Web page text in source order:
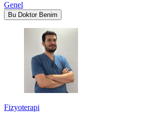
Genel
Bu Doktor Benim
Fizyoterapi